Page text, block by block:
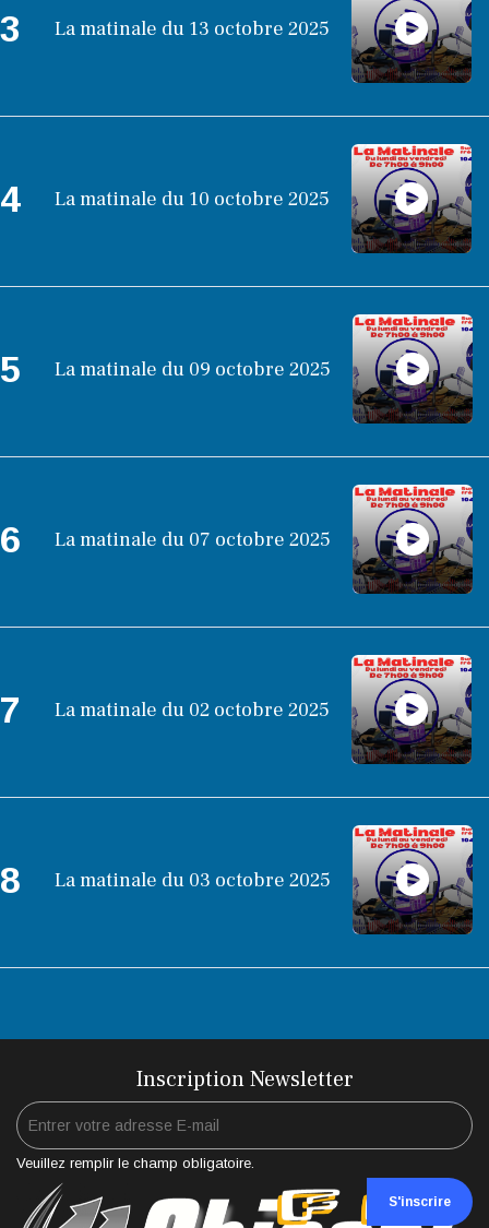
3 La matinale du 13 octobre 2025
4 La matinale du 10 octobre 2025
5 La matinale du 09 octobre 2025
6 La matinale du 07 octobre 2025
7 La matinale du 02 octobre 2025
8 La matinale du 03 octobre 2025
Inscription Newsletter
Veuillez remplir le champ obligatoire.
S'inscrire